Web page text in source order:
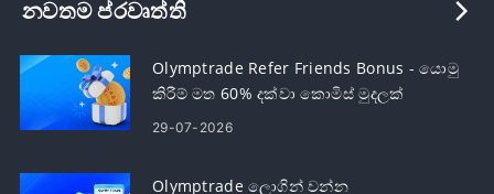
නවතම ප්රවෘත්ති
Olymptrade Refer Friends Bonus - යොමු
කිරීම් මත 60% දක්වා කොමිස් මුදලක්
උපයන්න
29-07-2026
Olymptrade ලොගින් වන්න